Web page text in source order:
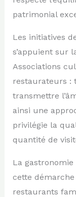
patrimonial
Les initiatives
s’appuient sur
Associations
restaurateurs :
transmettre
ainsi une
privilégie la
quantité de
La
cette
restaurants